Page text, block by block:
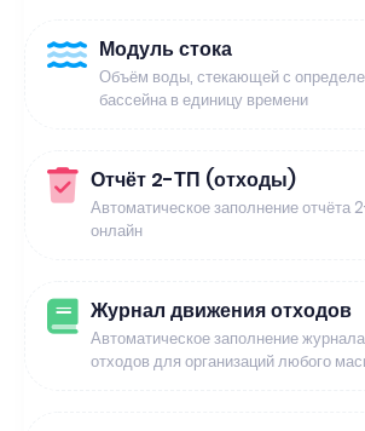
Модуль стока
Объём воды, стекающей с
бассейна в единицу времени
Отчёт 2-ТП (отходы)
Автоматическое заполнение отчёта
онлайн
Журнал движения отходов
Автоматическое заполнение
отходов для организаций любого